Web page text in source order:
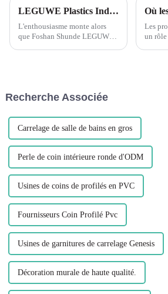
LEGUWE Plastics Industrial Co., Ltd se prépare pour le salon ARCHIDEX en Malaisie
L'enthousiasme monte alors
que Foshan Shunde LEGUWE
ARCHIDEX (MALAYSIA
Les
un
Recherche Associée
Carrelage de salle de bains en gros
Perle de coin intérieure ronde d'ODM
Usines de coins de profilés en PVC
Fournisseurs Coin Profilé Pvc
Usines de garnitures de carrelage Genesis
Décoration murale de haute qualité.